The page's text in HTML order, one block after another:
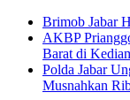
Brimob Jabar
AKBP
Barat di
Polda Jabar
Musnahkan